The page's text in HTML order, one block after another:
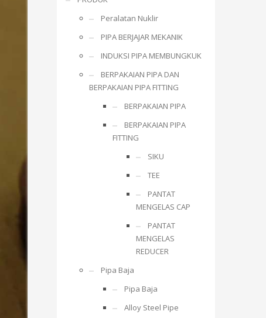
Peralatan Nuklir
PIPA BERJAJAR MEKANIK
INDUKSI PIPA MEMBUNGKUK
BERPAKAIAN PIPA DAN
BERPAKAIAN PIPA FITTING
BERPAKAIAN PIPA
BERPAKAIAN PIPA
FITTING
SIKU
TEE
PANTAT
MENGELAS CAP
PANTAT
MENGELAS
REDUCER
Pipa Baja
Pipa Baja
Alloy Steel Pipe